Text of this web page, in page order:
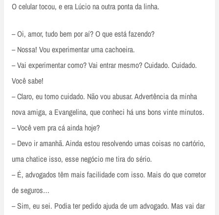
O celular tocou, e era Lúcio na outra ponta da linha.
– Oi, amor, tudo bem por aí? O que está fazendo?
– Nossa! Vou experimentar uma cachoeira.
– Vai experimentar como? Vai entrar mesmo? Cuidado. Cuidado.
Você sabe!
– Claro, eu tomo cuidado. Não vou abusar. Advertência da minha
nova amiga, a Evangelina, que conheci há uns bons vinte minutos.
– Você vem pra cá ainda hoje?
– Devo ir amanhã. Ainda estou resolvendo umas coisas no cartório,
uma chatice isso, esse negócio me tira do sério.
– É, advogados têm mais facilidade com isso. Mais do que corretor
de seguros…
– Sim, eu sei. Podia ter pedido ajuda de um advogado. Mas vai dar